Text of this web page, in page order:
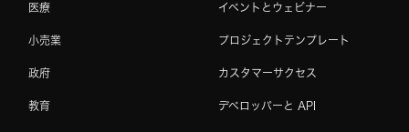
医療
小売業
政府
教育
イベントとウェビナー
プロジェクトテンプレート
カスタマーサクセス
デベロッパーと API